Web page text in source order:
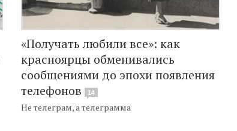
«Получать любили все»: как
красноярцы обменивались
сообщениями до эпохи появления
телефонов
14
Не телеграм, а телеграмма